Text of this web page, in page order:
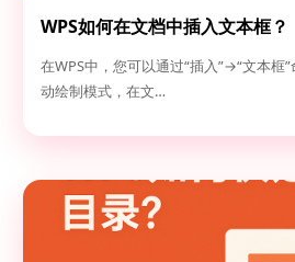
WPS如何在文档中插入文本框？
在WPS中，您可以通过“插入”→“文本框
动绘制模式，在文…